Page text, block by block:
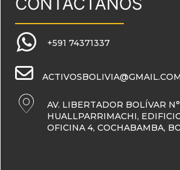
+591 74371337
ACTIVOSBOLIVIA@GMAIL.COM
AV. LIBERTADOR BOLÍVAR
HUALLPARRIMACHI,
OFICINA 4, COCHABAMBA,